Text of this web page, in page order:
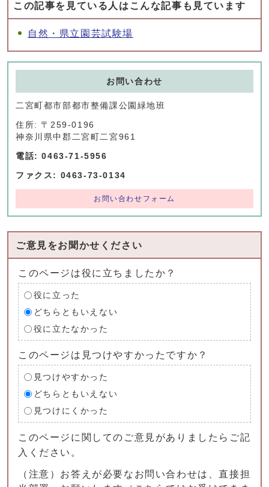
この記事を見ている人はこんな記事も見ています
自然・県立園芸試験場
お問い合わせ
二宮町都市部都市整備課公園緑地班
住所: 〒259-0196
神奈川県中郡二宮町二宮961
電話: 0463-71-5956
ファクス: 0463-73-0134
お問い合わせフォーム
ご意見をお聞かせください
このページは役に立ちましたか？
役に立った
どちらともいえない
役に立たなかった
このページは見つけやすかったですか？
見つけやすかった
どちらともいえない
見つけにくかった
このページに関してのご意見がありましたらご記
入ください。
（注意）お答えが必要なお問い合わせは、直接担